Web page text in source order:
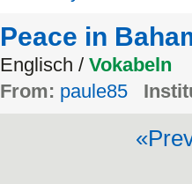
Peace in
Englisch / Vokabeln
From: paule85